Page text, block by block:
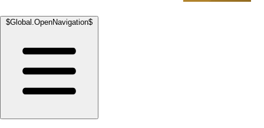
$Global.OpenNavigation$